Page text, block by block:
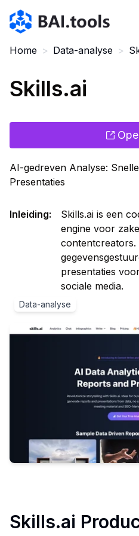
Bai.tools
Home > Data-analyse >
Skills.ai
AI-gedreven Analyse:
Presentaties
Inleiding:
Skills.ai is een
engine voor
contentcreators.
presentaties
sociale media.
Data-analyse
Skills.ai